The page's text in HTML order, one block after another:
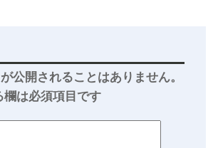
公開されることはありません。
欄は必須項目です